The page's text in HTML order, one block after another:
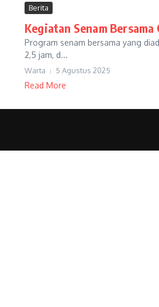
Berita
Kegiatan Senam
Program senam bersama yang
2,5 jam, d...
Warta 5 Agustus 2025
Read More